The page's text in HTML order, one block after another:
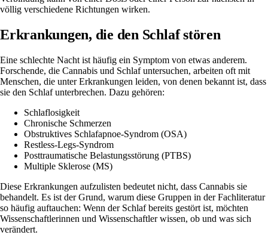
völlig verschiedene Richtungen wirken.
Erkrankungen, die den Schlaf stören
Eine schlechte Nacht ist häufig ein Symptom von etwas anderem.
Forschende, die Cannabis und Schlaf untersuchen, arbeiten oft mit
Menschen, die unter Erkrankungen leiden, von denen bekannt ist, dass
sie den Schlaf unterbrechen. Dazu gehören:
Schlaflosigkeit
Chronische Schmerzen
Obstruktives Schlafapnoe-Syndrom (OSA)
Restless-Legs-Syndrom
Posttraumatische Belastungsstörung (PTBS)
Multiple Sklerose (MS)
Diese Erkrankungen aufzulisten bedeutet nicht, dass Cannabis sie
behandelt. Es ist der Grund, warum diese Gruppen in der Fachliteratur
so häufig auftauchen: Wenn der Schlaf bereits gestört ist, möchten
Wissenschaftlerinnen und Wissenschaftler wissen, ob und was sich
verändert.